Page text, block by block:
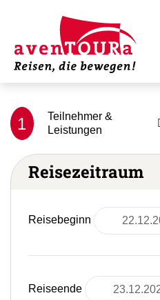
1
Teilnehmer &
Leistungen
Reisezeitraum
Reisebeginn
Reiseende